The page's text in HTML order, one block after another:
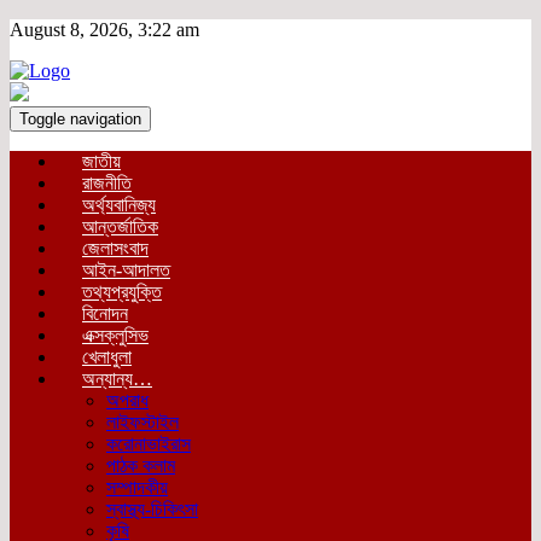
August 8, 2026, 3:22 am
Toggle navigation
জাতীয়
রাজনীতি
অর্থ্যবানিজ্য
আন্তর্জাতিক
জেলাসংবাদ
আইন-আদালত
তথ্যপ্রযুক্তি
বিনোদন
এক্সক্লুসিভ
খেলাধুলা
অন্যান্য…
অপরাধ
লাইফস্টাইল
করোনাভাইরাস
পাঠক কলাম
সম্পাদকীয়
স্বাস্থ্য-চিকিৎসা
কৃষি